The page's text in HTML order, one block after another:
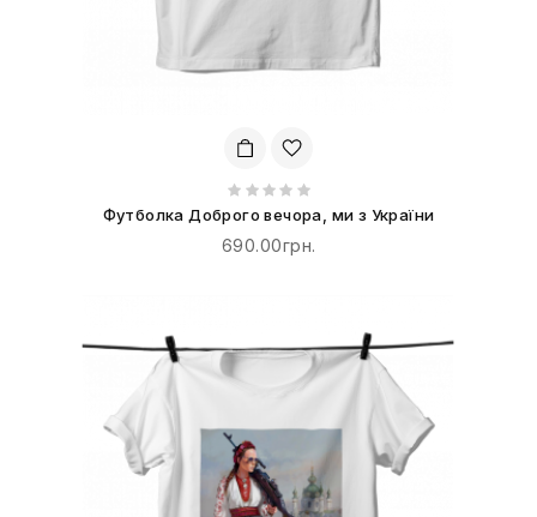
Футболка Доброго вечора, ми з України
690.00грн.